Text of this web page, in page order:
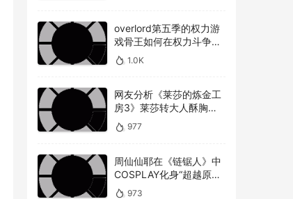
overlord第五季的权力游
戏骨王如何在权力斗争中
崭露头角，overlord第五
季权力博弈骨王如何在复
1.0K
网友分析《莱莎的炼金工
房3》莱莎转大人酥胸蜜
大腿对比以前超有感！
977
周仙仙耶在《链锯人》中
COSPLAY化身“超越原版”
的玛奇玛
973